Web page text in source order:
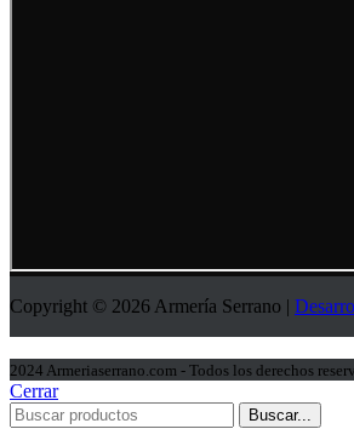
Copyright © 2026 Armería Serrano |
2024 Armeriaserrano.com - Todos los derechos
Cerrar
Buscar...